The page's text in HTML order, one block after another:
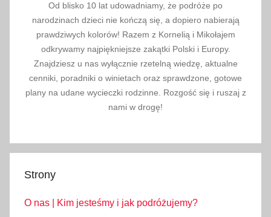
Od blisko 10 lat udowadniamy, że podróże po
narodzinach dzieci nie kończą się, a dopiero nabierają
prawdziwych kolorów! Razem z Kornelią i Mikołajem
odkrywamy najpiękniejsze zakątki Polski i Europy.
Znajdziesz u nas wyłącznie rzetelną wiedzę, aktualne
cenniki, poradniki o winietach oraz sprawdzone, gotowe
plany na udane wycieczki rodzinne. Rozgość się i ruszaj z
nami w drogę!
Strony
O nas | Kim jesteśmy i jak podróżujemy?